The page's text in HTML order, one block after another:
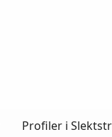
Profiler i